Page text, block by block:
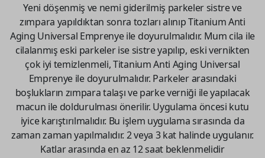
Yeni döşenmiş ve nemi giderilmiş parkeler sistre ve
zımpara yapıldıktan sonra tozları alınıp Titanium Anti
Aging Universal Emprenye ile doyurulmalıdır. Mum cila ile
cilalanmış eski parkeler ise sistre yapılıp, eski vernikten
çok iyi temizlenmeli, Titanium Anti Aging Universal
Emprenye ile doyurulmalıdır. Parkeler arasındaki
boşlukların zımpara talaşı ve parke verniği ile yapılacak
macun ile doldurulması önerilir. Uygulama öncesi kutu
iyice karıştırılmalıdır. Bu işlem uygulama sırasında da
zaman zaman yapılmalıdır. 2 veya 3 kat halinde uygulanır.
Katlar arasında en az 12 saat beklenmelidir